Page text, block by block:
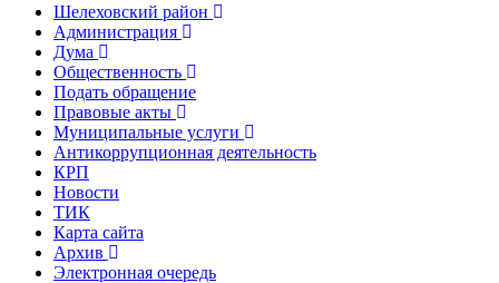
Шелеховский район
Администрация
Дума
Общественность
Подать обращение
Правовые акты
Муниципальные услуги
Антикоррупционная деятельность
КРП
Новости
ТИК
Карта сайта
Архив
Электронная очередь